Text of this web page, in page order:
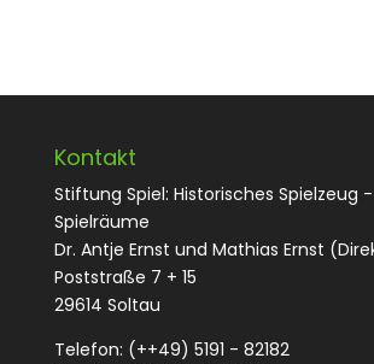
Kontakt
Stiftung Spiel: Historisches Spielzeug
Spielräume
Dr. Antje Ernst und Mathias Ernst
Poststraße 7 + 15
29614 Soltau
Telefon: (++49) 5191 - 82182